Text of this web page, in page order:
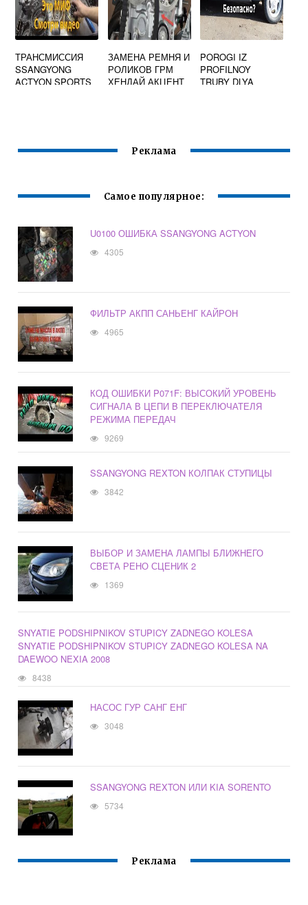
ТРАНСМИССИЯ
SSANGYONG
ACTYON SPORTS
ЗАМЕНА РЕМНЯ И
РОЛИКОВ ГРМ
ХЕНДАЙ АКЦЕНТ
POROGI IZ
PROFILNOY
TRUBY DLYA
Реклама
Самое популярное:
U0100 ОШИБКА SSANGYONG ACTYON
4305
ФИЛЬТР АКПП САНЬЕНГ КАЙРОН
4965
КОД ОШИБКИ P071F: ВЫСОКИЙ УРОВЕНЬ
СИГНАЛА В ЦЕПИ B ПЕРЕКЛЮЧАТЕЛЯ
РЕЖИМА ПЕРЕДАЧ
9269
SSANGYONG REXTON КОЛПАК СТУПИЦЫ
3842
ВЫБОР И ЗАМЕНА ЛАМПЫ БЛИЖНЕГО
СВЕТА РЕНО СЦЕНИК 2
1369
SNYATIE PODSHIPNIKOV STUPICY ZADNEGO KOLESA
SNYATIE PODSHIPNIKOV STUPICY ZADNEGO KOLESA NA
DAEWOO NEXIA 2008
8438
НАСОС ГУР САНГ ЕНГ
3048
SSANGYONG REXTON ИЛИ KIA SORENTO
5734
Реклама